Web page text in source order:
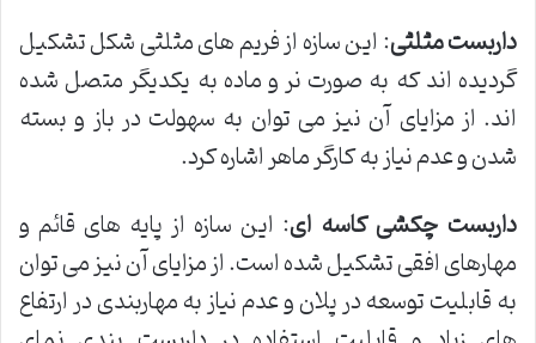
داربست مثلثی: این سازه از فریم های مثلثی شکل تشکیل
گردیده اند که به صورت نر و ماده به یکدیگر متصل شده
اند. از مزایای آن نیز می توان به سهولت در باز و بسته
شدن و عدم نیاز به کارگر ماهر اشاره کرد.
داربست چکشی کاسه ای: این سازه از پایه های قائم و
مهارهای افقی تشکیل شده است. از مزایای آن نیز می توان
به قابلیت توسعه در پلان و عدم نیاز به مهاربندی در ارتفاع